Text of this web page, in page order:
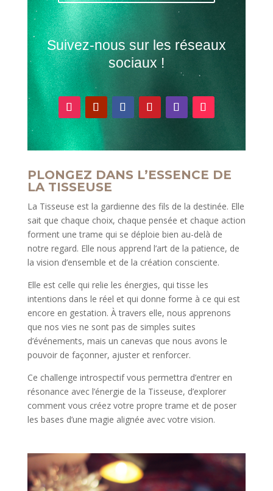
Suivez-nous sur les réseaux
sociaux !
PLONGEZ DANS L’ESSENCE DE
LA TISSEUSE
La Tisseuse est la gardienne des fils de la destinée. Elle
sait que chaque choix, chaque pensée et chaque action
forment une trame qui se déploie bien au-delà de
notre regard. Elle nous apprend l’art de la patience, de
la vision d’ensemble et de la création consciente.
Elle est celle qui relie les énergies, qui tisse les
intentions dans le réel et qui donne forme à ce qui est
encore en gestation. À travers elle, nous apprenons
que nos vies ne sont pas de simples suites
d’événements, mais un canevas que nous avons le
pouvoir de façonner, ajuster et renforcer.
Ce challenge introspectif vous permettra d’entrer en
résonance avec l’énergie de la Tisseuse, d’explorer
comment vous créez votre propre trame et de poser
les bases d’une magie alignée avec votre vision.